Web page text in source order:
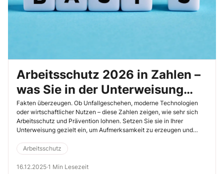
Arbeitsschutz 2026 in Zahlen –
was Sie in der Unterweisung
zeigen können
Fakten überzeugen. Ob Unfallgeschehen, moderne Technologien
oder wirtschaftlicher Nutzen – diese Zahlen zeigen, wie sehr sich
Arbeitsschutz und Prävention lohnen. Setzen Sie sie in Ihrer
Unterweisung gezielt ein, um Aufmerksamkeit zu erzeugen und
Arbeitsschutz
16.12.2025·1 Min Lesezeit